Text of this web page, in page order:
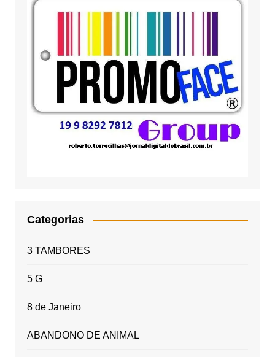
Categorias
3 TAMBORES
5 G
8 de Janeiro
ABANDONO DE ANIMAL